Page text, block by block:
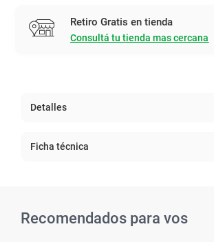
Retiro Gratis en tienda
Consultá tu tienda mas cercana
Detalles
Ficha técnica
Recomendados para vos